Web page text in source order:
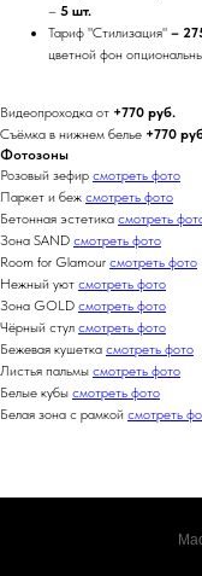
– 5 шт.
Тариф "Стилизация" –
цветной фон
Видеопроходка от +770 руб.
Съёмка в нижнем белье +770
Фотозоны
Розовый зефир смотреть фото
Паркет и беж смотреть фото
Бетонная эстетика смотреть
Зона SAND смотреть фото
Room for Glamour смотреть фото
Нежный уют смотреть фото
Зона GOLD смотреть фото
Чёрный стул смотреть фото
Бежевая кушетка смотреть фото
Листья пальмы смотреть фото
Белые кубы смотреть фото
Белая зона с рамкой смотреть